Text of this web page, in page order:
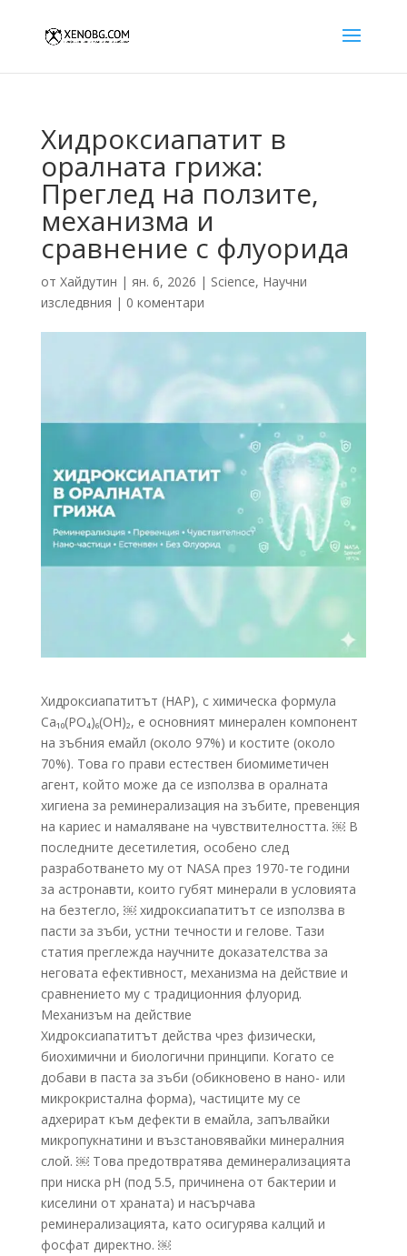
Хидроксиапатит в
оралната грижа:
Преглед на ползите,
механизма и
сравнение с флуорида
от Хайдутин | ян. 6, 2026 | Science, Научни
изследвния | 0 коментари
Хидроксиапатитът (HAP), с химическа формула
Ca₁₀(PO₄)₆(OH)₂, е основният минерален компонент
на зъбния емайл (около 97%) и костите (около
70%). Това го прави естествен биомиметичен
агент, който може да се използва в оралната
хигиена за реминерализация на зъбите, превенция
на кариес и намаляване на чувствителността. ￼ В
последните десетилетия, особено след
разработването му от NASA през 1970-те години
за астронавти, които губят минерали в условията
на безтегло, ￼ хидроксиапатитът се използва в
пасти за зъби, устни течности и гелове. Тази
статия преглежда научните доказателства за
неговата ефективност, механизма на действие и
сравнението му с традиционния флуорид.
Механизъм на действие
Хидроксиапатитът действа чрез физически,
биохимични и биологични принципи. Когато се
добави в паста за зъби (обикновено в нано- или
микрокристална форма), частиците му се
адхерират към дефекти в емайла, запълвайки
микропукнатини и възстановявайки минералния
слой. ￼ Това предотвратява деминерализацията
при ниска pH (под 5.5, причинена от бактерии и
киселини от храната) и насърчава
реминерализацията, като осигурява калций и
фосфат директно. ￼